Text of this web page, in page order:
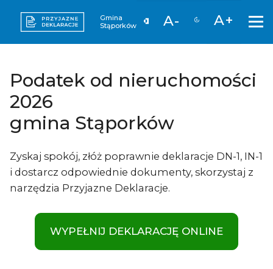
Gmina
Stąporków
A- A+
Podatek od nieruchomości
2026
gmina Stąporków
Zyskaj spokój, złóż poprawnie deklaracje DN-1, IN-1
i dostarcz odpowiednie dokumenty, skorzystaj z
narzędzia Przyjazne Deklaracje.
WYPEŁNIJ DEKLARACJĘ ONLINE